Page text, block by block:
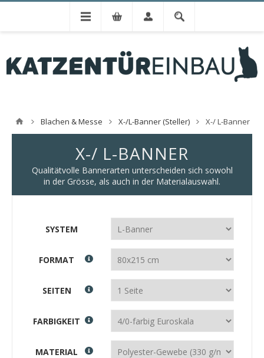
Blachen & Messe X-/L-Banner (Steller) X-/ L-Banner
X-/ L-BANNER
Qualitätvolle Bannerarten unterscheiden sich sowohl
in der Grösse, als auch in der Materialauswahl.
SYSTEM
FORMAT
SEITEN
FARBIGKEIT
MATERIAL